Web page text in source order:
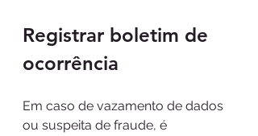
Registrar boletim de
ocorrência
Em caso de vazamento de dados
ou suspeita de fraude, é